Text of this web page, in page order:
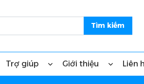
Trợ giúp Giới thiệu Liên